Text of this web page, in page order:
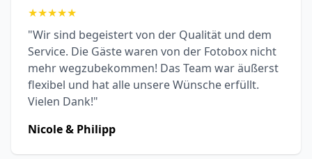
★★★★★
"Wir sind begeistert von der Qualität und dem
Service. Die Gäste waren von der Fotobox nicht
mehr wegzubekommen! Das Team war äußerst
flexibel und hat alle unsere Wünsche erfüllt.
Vielen Dank!"
Nicole & Philipp